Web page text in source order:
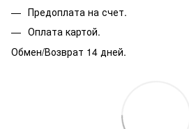
Предоплата на счет.
Оплата картой.
Обмен/Возврат 14 дней.